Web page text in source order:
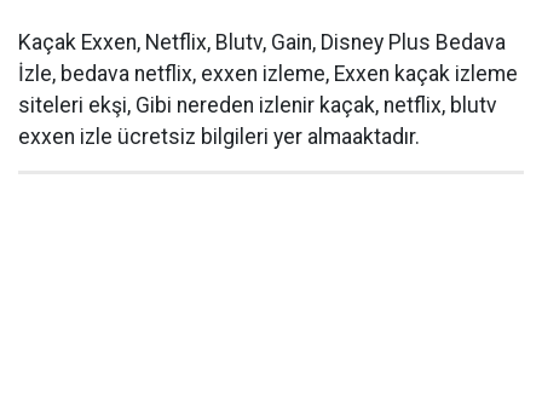
Kaçak Exxen, Netflix, Blutv, Gain, Disney Plus Bedava
İzle, bedava netflix, exxen izleme, Exxen kaçak izleme
siteleri ekşi, Gibi nereden izlenir kaçak, netflix, blutv
exxen izle ücretsiz bilgileri yer almaaktadır.